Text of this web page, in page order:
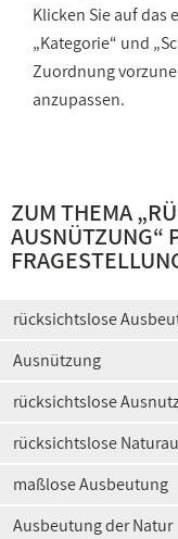
Klicken Sie auf das
„Kategorie“ und
Zuordnung
anzupassen.
ZUM THEMA „
AUSNÜTZUNG“
rücksichtslose
Ausnützung
rücksichtslose
rücksichtslose
maßlose Ausbeutung
Ausbeutung der Natur